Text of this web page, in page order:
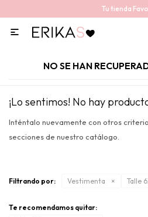
Tu tienda

NO SE HAN
¡Lo sentimos! No hay
Inténtalo nuevamente con otros
secciones de nuestro catálogo.
Filtrando por: Vestimenta Talle
Te recomendamos quitar: